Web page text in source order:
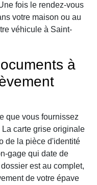
fois le rendez-vous
votre maison ou au
véhicule à Saint-
à
que vous fournissez
carte grise originale
de la pièce d'identité
gage qui date de
est au complet,
de votre épave